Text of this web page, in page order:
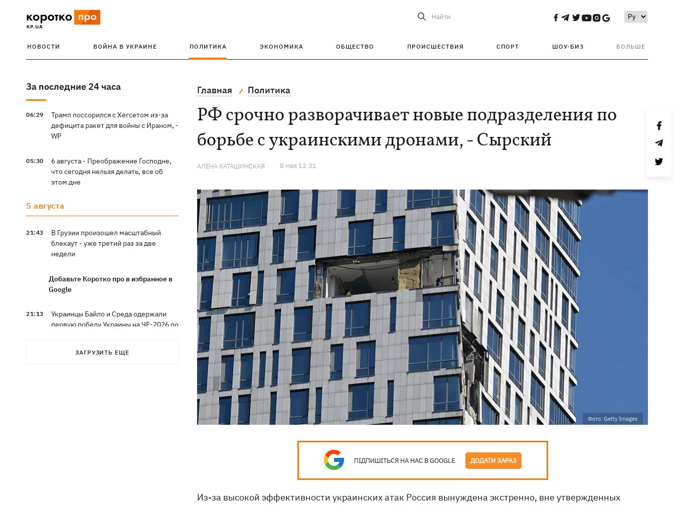
Найти
НОВОСТИ ВОЙНА В УКРАИНЕ ПОЛИТИКА ЭКОНОМИКА ОБЩЕСТВО ПРОИСШЕСТВИЯ СПОРТ ШОУ-БИЗ БОЛЬШЕ
За последние 24 часа
06:29
Трамп поссорился с Хегсетом из-за
дефицита ракет для войны с Ираном, -
WP
05:30
6 августа - Преображение Господне,
что сегодня нельзя делать, все об
этом дне
5 августа
21:43
В Грузии произошел масштабный
блекаут - уже третий раз за две
недели
Добавьте Коротко про в избранное в
Google
21:13
Украинцы Байло и Среда одержали
первую победу Украины на ЧЕ-2026 по
ЗАГРУЗИТЬ ЕЩЕ
Главная Политика
РФ срочно разворачивает новые подразделения по
борьбе с украинскими дронами, - Сырский
АЛЕНА КАТАШИНСКАЯ 8 мая 12:31
Фото: Getty Images
ПІДПИШІТЬСЯ НА НАС В GOOGLE ДОДАТИ ЗАРАЗ
Из-за высокой эффективности украинских атак Россия вынуждена экстренно, вне утвержденных